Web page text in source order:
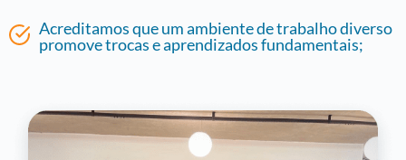
Acreditamos que um ambiente de trabalho diverso
promove trocas e aprendizados fundamentais;